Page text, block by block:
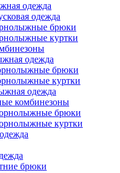
одежда
одежда
брюки
куртки
одежда
брюки
куртки
одежда
комбинезоны
брюки
куртки
брюки